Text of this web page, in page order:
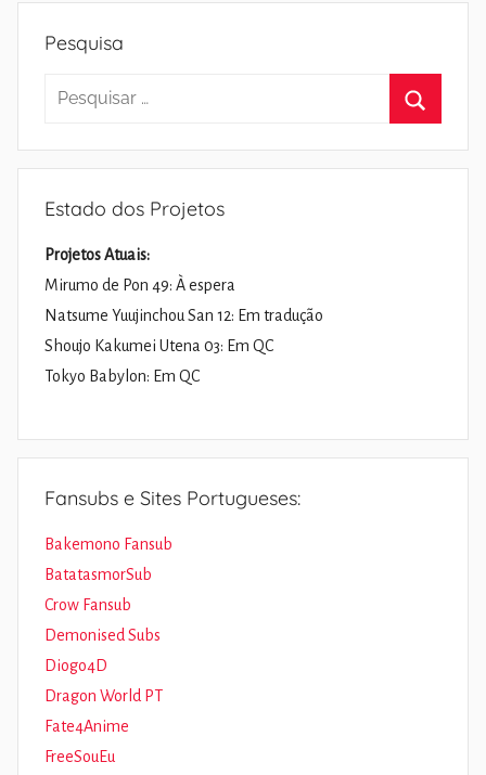
Pesquisa
Pesquisar
Estado dos Projetos
Projetos Atuais:
Mirumo de Pon 49: À espera
Natsume Yuujinchou San 12: Em tradução
Shoujo Kakumei Utena 03: Em QC
Tokyo Babylon: Em QC
Fansubs e Sites Portugueses:
Bakemono Fansub
BatatasmorSub
Crow Fansub
Demonised Subs
Diogo4D
Dragon World PT
Fate4Anime
FreeSouEu